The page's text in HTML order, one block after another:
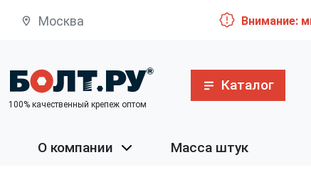
Москва Внимание:
100% качественный крепеж оптом
Каталог
О компании Масса штук